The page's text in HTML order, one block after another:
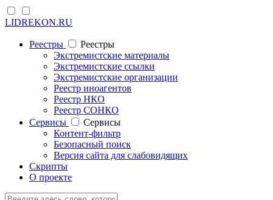
LIDREKON.RU
Реестры
Реестры
Экстремистские материалы
Экстремистские ссылки
Экстремистские организации
Реестр иноагентов
Реестр НКО
Реестр СОНКО
Cервисы
Cервисы
Контент-фильтр
Безопасный поиск
Версия сайта для слабовидящих
Скрипты
О проекте